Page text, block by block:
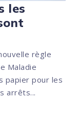
les
règle
Maladie
papier pour les
arrêts...